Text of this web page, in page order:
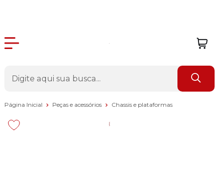
Página Inicial Peças e acessórios Chassis e plataformas